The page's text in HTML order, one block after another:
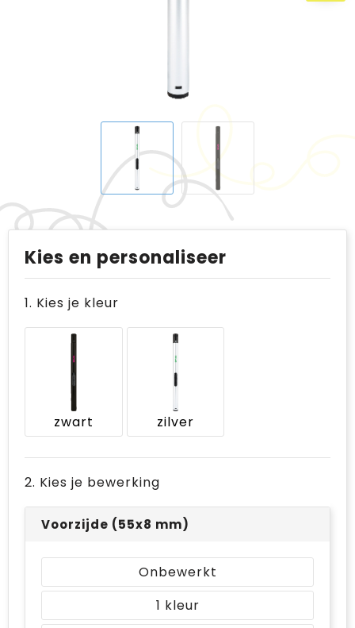
Kies en personaliseer
1. Kies je kleur
zwart zilver
2. Kies je bewerking
Voorzijde (55x8 mm)
Onbewerkt
1